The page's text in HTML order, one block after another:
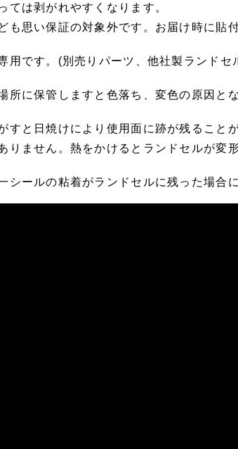
ては剥がれやすくなります。
も思い保証の対象外です。お届け時に貼
用です。(別売りパーツ、他社製ランド
所に保管しますと色落ち、変色の原因と
すと日焼けにより使用面に跡が残ること
りません。熱をかけるとランドセルが変
シールの粘着がランドセルに残った場合